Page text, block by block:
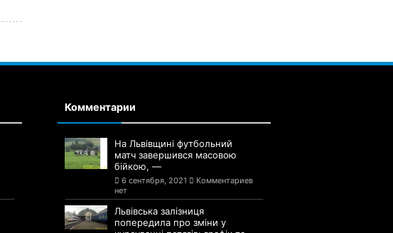
Комментарии
На Львівщині футбольний
матч завершився масовою
бійкою, —
6 сентября, 2021
Комментариев
нет
Львівська залізниця
попередила про зміни у